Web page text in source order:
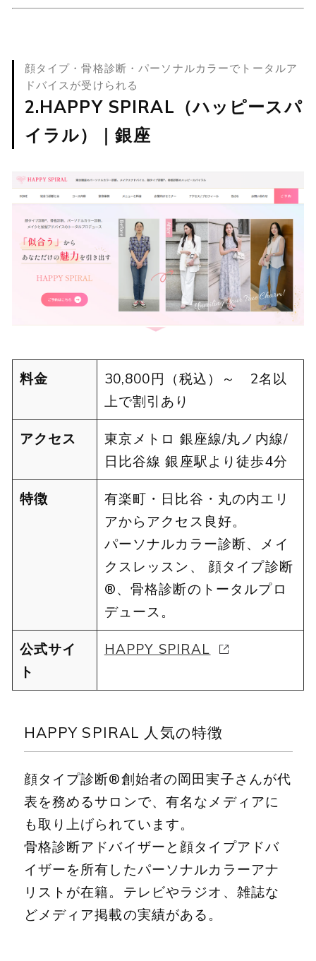
顔タイプ・骨格診断・パーソナルカラーでトータルア
ドバイスが受けられる
2.HAPPY SPIRAL（ハッピースパ
イラル）｜銀座
料金
30,800円（税込）～ 2名以
上で割引あり
アクセス
東京メトロ 銀座線/丸ノ内線/
日比谷線 銀座駅より徒歩4分
特徴
有楽町・日比谷・丸の内エリ
アからアクセス良好。
パーソナルカラー診断、メイ
クスレッスン、 顔タイプ診断
®、骨格診断のトータルプロ
デュース。
公式サイ
ト
HAPPY SPIRAL
HAPPY SPIRAL 人気の特徴
顔タイプ診断®創始者の岡田実子さんが代
表を務めるサロンで、有名なメディアに
も取り上げられています。
骨格診断アドバイザーと顔タイプアドバ
イザーを所有したパーソナルカラーアナ
リストが在籍。テレビやラジオ、雑誌な
どメディア掲載の実績がある。